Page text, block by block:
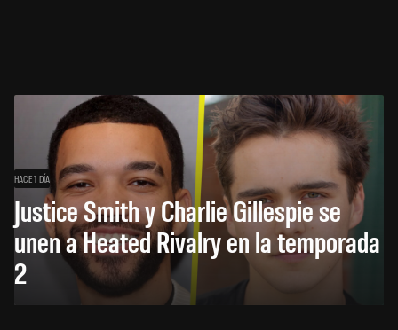
HACE 1 DÍA
Justice Smith y Charlie Gillespie se
unen a Heated Rivalry en la temporada
2